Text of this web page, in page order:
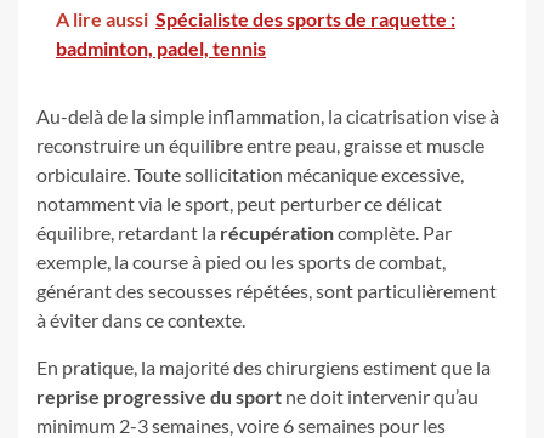
A lire aussi Spécialiste des sports de raquette :
badminton, padel, tennis
Au-delà de la simple inflammation, la cicatrisation vise à
reconstruire un équilibre entre peau, graisse et muscle
orbiculaire. Toute sollicitation mécanique excessive,
notamment via le sport, peut perturber ce délicat
équilibre, retardant la récupérationcomplète. Par
exemple, la course à pied ou les sports de combat,
générant des secousses répétées, sont particulièrement
à éviter dans ce contexte.
En pratique, la majorité des chirurgiens estiment que la
reprise progressive du sport ne doit intervenir qu’au
minimum 2-3 semaines, voire 6 semaines pour les